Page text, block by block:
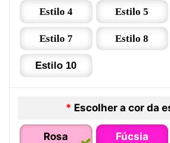
Estilo 4 Estilo 5
Estilo 7 Estilo 8
Estilo 10
* Escolher a cor da
Rosa Fúcsia